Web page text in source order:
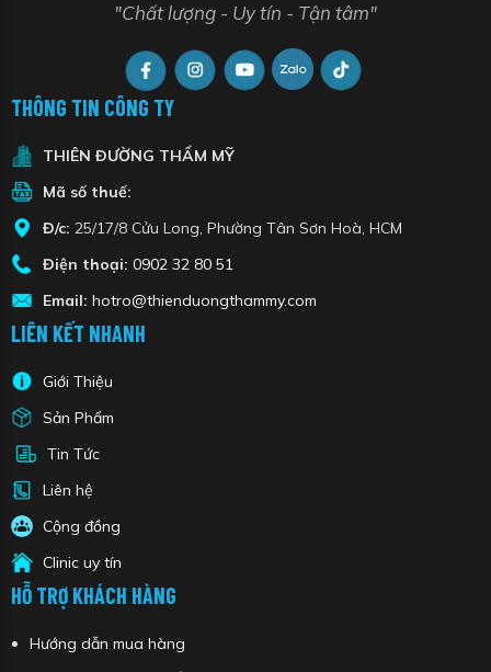
"Chất lượng - Uy tín - Tận tâm"
THÔNG TIN CÔNG TY
THIÊN ĐƯỜNG THẨM MỸ
Mã số thuế:
Đ/c: 25/17/8 Cửu Long, Phường Tân Sơn Hoà, HCM
Điện thoại: 0902 32 80 51
Email: hotro@thienduongthammy.com
LIÊN KẾT NHANH
Giới Thiệu
Sản Phẩm
Tin Tức
Liên hệ
Cộng đồng
Clinic uy tín
HỖ TRỢ KHÁCH HÀNG
Hướng dẫn mua hàng